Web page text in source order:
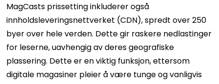
MagCasts prissetting inkluderer også
innholdsleveringsnettverket (CDN), spredt over 250
byer over hele verden. Dette gir raskere nedlastinger
for leserne, uavhengig av deres geografiske
plassering. Dette er en viktig funksjon, ettersom
digitale magasiner pleier å være tunge og vanligvis